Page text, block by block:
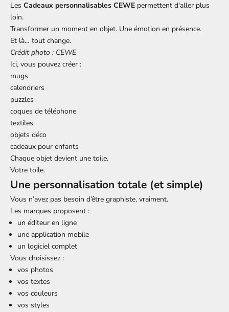
Les Cadeaux personnalisables CEWE permettent d'aller plus
loin.
Transformer un moment en objet. Une émotion en présence.
Et là… tout change.
Crédit photo : CEWE
Ici, vous pouvez créer :
mugs
calendriers
puzzles
coques de téléphone
textiles
objets déco
cadeaux pour enfants
Chaque objet devient une toile.
Votre toile.
Une personnalisation totale (et simple)
Vous n’avez pas besoin d’être graphiste, vraiment.
Les marques proposent :
un éditeur en ligne
une application mobile
un logiciel complet
Vous choisissez :
vos photos
vos textes
vos couleurs
vos styles